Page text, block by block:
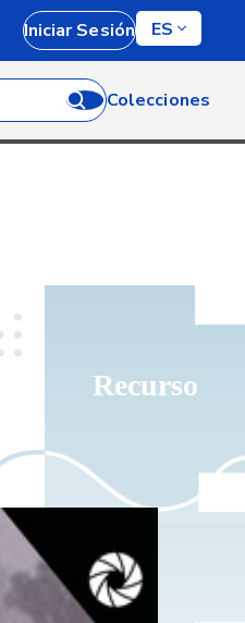
Iniciar Sesión ES
Colecciones
Recurso